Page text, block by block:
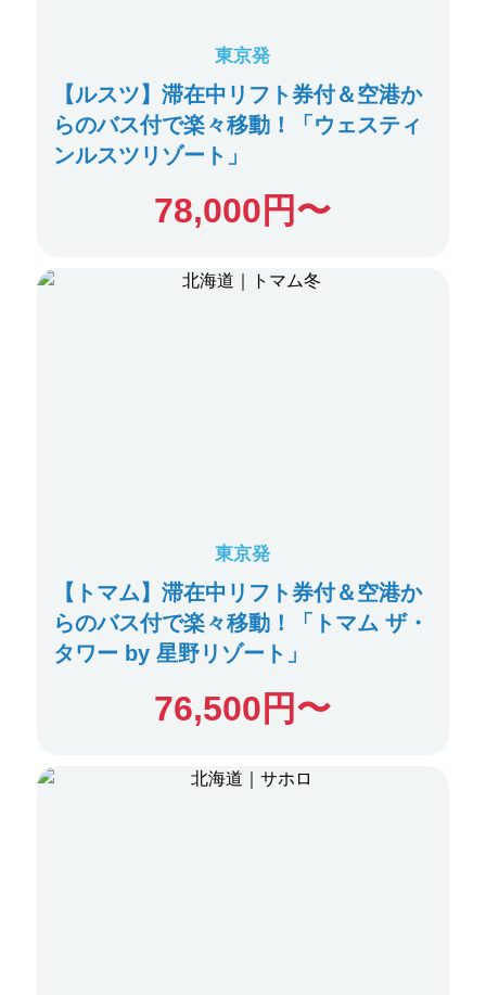
東京発
【ルスツ】滞在中リフト券付＆空港か
らのバス付で楽々移動！「ウェスティ
ンルスツリゾート」
78,000 円〜
東京発
【トマム】滞在中リフト券付＆空港か
らのバス付で楽々移動！「トマム ザ・
タワー by 星野リゾート」
76,500 円〜